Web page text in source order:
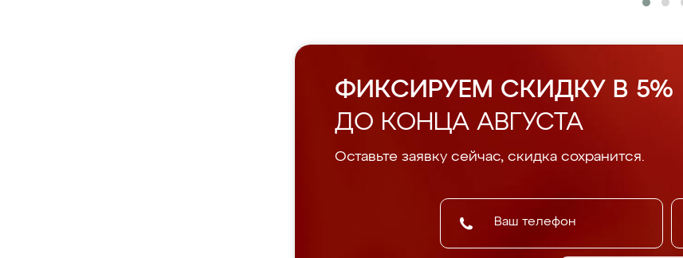
ФИКСИРУЕМ СКИДКУ В 5%
ДО КОНЦА АВГУСТА
Оставьте заявку сейчас, скидка сохранится.